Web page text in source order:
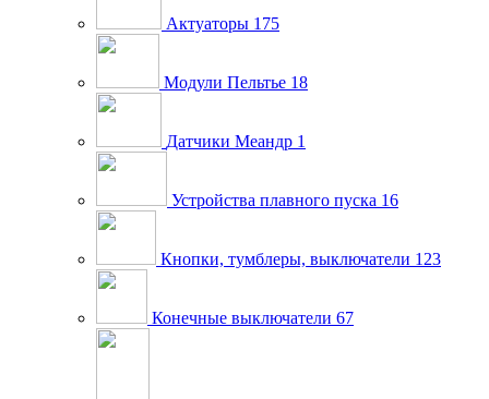
Актуаторы 175
Модули Пельтье 18
Датчики Меандр 1
Устройства плавного пуска 16
Кнопки, тумблеры, выключатели 123
Конечные выключатели 67